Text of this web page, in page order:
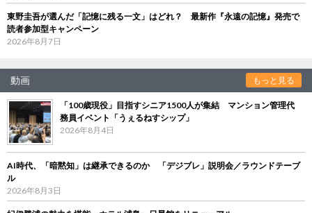
東野圭吾が選んだ「記憶に残る一文」はどれ？ 最新作『永遠の記憶』発売で
読者参加型キャンペーン
2026年8月7日
動画 もっと見る
「100歳現役」目指すシニア1500人が集結 マンション管理代
務員イベント「うぇるねすシップ」
2026年8月4日
AI時代、「暗黙知」は継承できるのか 「デジブレ」説明会／ラウンドテーブ
ル
2026年8月3日